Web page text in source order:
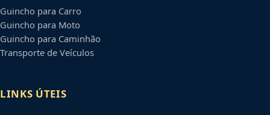
Guincho para Carro
Guincho para Moto
Guincho para Caminhão
Transporte de Veículos
LINKS ÚTEIS